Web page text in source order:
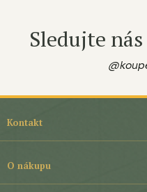
Sledujte
í
Kontakt
O nákupu